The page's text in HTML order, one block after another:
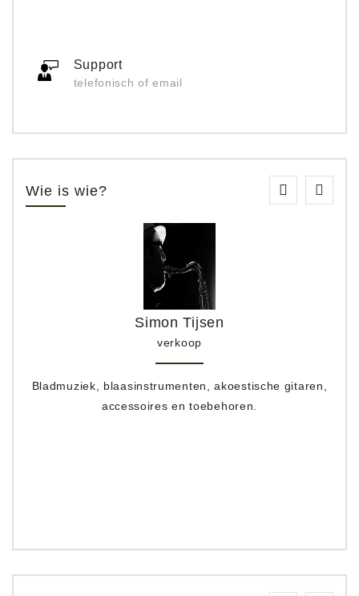
Support
telefonisch of email
Wie is wie?
Simon Tijsen
verkoop
Bladmuziek, blaasinstrumenten, akoestische gitaren,
accessoires en toebehoren.